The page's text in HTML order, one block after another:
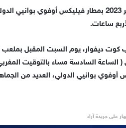
حلت بعثة المنتخب الوطني، مساء يومه الأربعاء 11 أكتوبر 2023 بمطار
ساعات.
كوت ديفوار، يوم السبت المقبل
( الساعة السادسة مساء بالتوقيت
بوانيي الدولي، العديد من
على جريدة آراء